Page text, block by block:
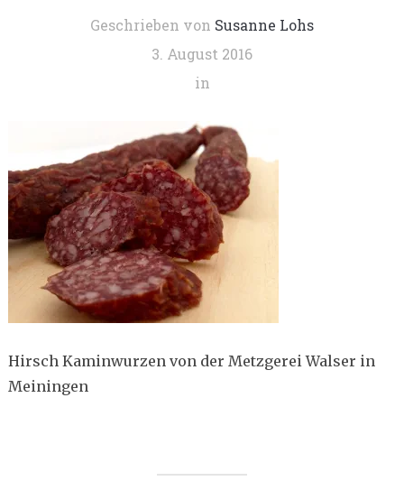
Geschrieben von Susanne Lohs
3. August 2016
in
Hirsch Kaminwurzen von der Metzgerei Walser in
Meiningen